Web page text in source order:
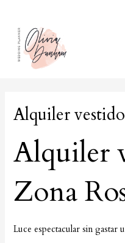
contenido
Alquiler
Alquiler
Zona
Luce espectacular sin gastar